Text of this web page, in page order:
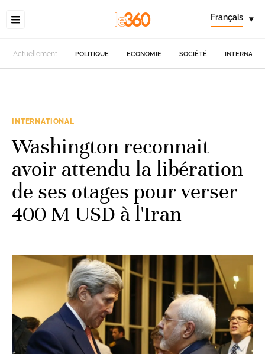
Français ▾
Actuellement POLITIQUE ECONOMIE SOCIÉTÉ
INTERNATIONAL
Washington reconnait
avoir attendu la libération
de ses otages pour verser
400 M USD à l'Iran